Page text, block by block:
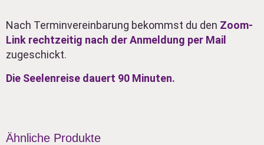
Nach Terminvereinbarung bekommst du den Zoom-
Link rechtzeitig nach der Anmeldung per Mail
zugeschickt.
Die Seelenreise dauert 90 Minuten.
Ähnliche Produkte